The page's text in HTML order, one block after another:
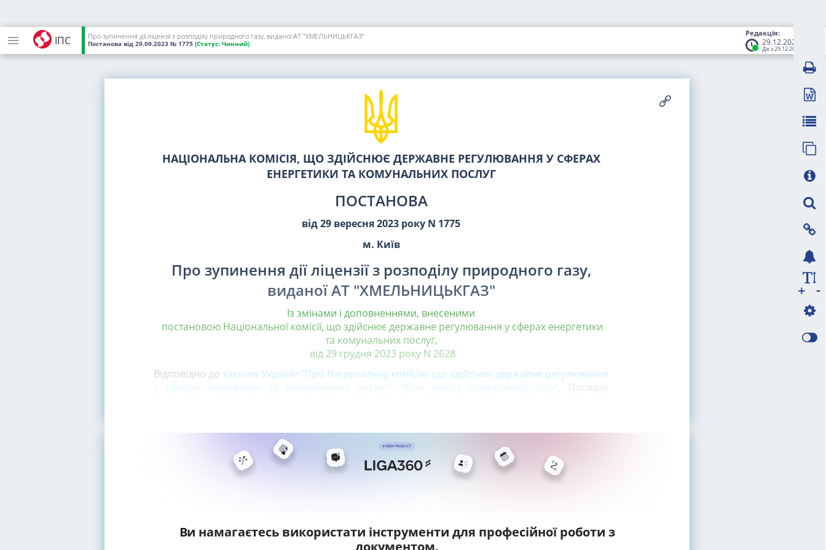
ІПС
Редакція:
29.12.2023
Діє з 29.12.2023
Про зупинення дії ліцензії з розподілу природного газу, виданої АТ "ХМЕЛЬНИЦЬКГАЗ"
Постанова від 29.09.2023 № 1775 (Статус: Чинний)
НАЦІОНАЛЬНА КОМІСІЯ, ЩО ЗДІЙСНЮЄ ДЕРЖАВНЕ РЕГУЛЮВАННЯ У СФЕРАХ
ЕНЕРГЕТИКИ ТА КОМУНАЛЬНИХ ПОСЛУГ
ПОСТАНОВА
від 29 вересня 2023 року N 1775
м. Київ
Про зупинення дії ліцензії з розподілу природного газу,
виданої АТ "ХМЕЛЬНИЦЬКГАЗ"
Із змінами і доповненнями, внесеними
постановою Національної комісії, що здійснює державне регулювання у сферах енергетики
та комунальних послуг,
від 29 грудня 2023 року N 2628
Відповідно до законів України "Про Національну комісію, що здійснює державне регулювання
у сферах енергетики та комунальних послуг"
"Про ринок природного газу" , Порядку
Ви намагаєтесь використати інструменти для професійної роботи з
-
+